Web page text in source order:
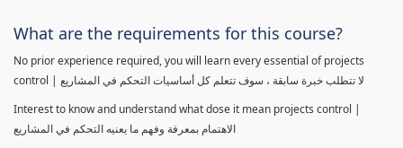
What are the requirements for this course?
No prior experience required, you will learn every essential of projects
control | لا تتطلب خبرة سابقة ، سوف تتعلم كل أساسيات التحكم في المشاريع
Interest to know and understand what dose it mean projects control |
الاهتمام بمعرفة وفهم ما يعنيه التحكم في المشاريع